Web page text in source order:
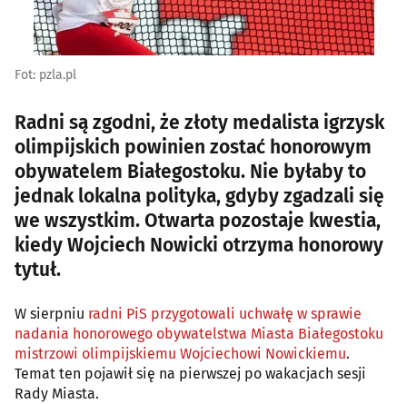
Fot: pzla.pl
Radni są zgodni, że złoty medalista igrzysk
olimpijskich powinien zostać honorowym
obywatelem Białegostoku. Nie byłaby to
jednak lokalna polityka, gdyby zgadzali się
we wszystkim. Otwarta pozostaje kwestia,
kiedy Wojciech Nowicki otrzyma honorowy
tytuł.
W sierpniu radni PiS przygotowali uchwałę w sprawie
nadania honorowego obywatelstwa Miasta Białegostoku
mistrzowi olimpijskiemu Wojciechowi Nowickiemu.
Temat ten pojawił się na pierwszej po wakacjach sesji
Rady Miasta.